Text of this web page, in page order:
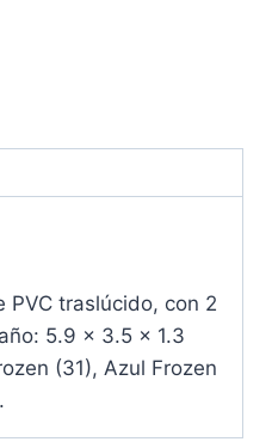
PVC traslúcido, con 2
5.9 x 3.5 x 1.3
(31), Azul Frozen